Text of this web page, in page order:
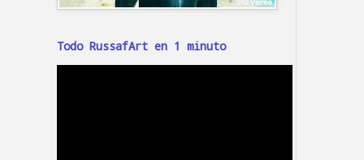
Todo RussafArt en 1 minuto